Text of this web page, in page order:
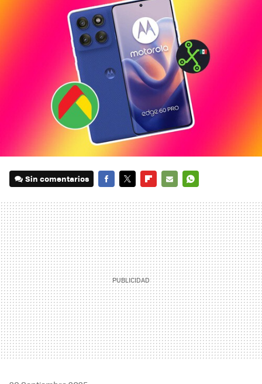
Sin comentarios
MAIL